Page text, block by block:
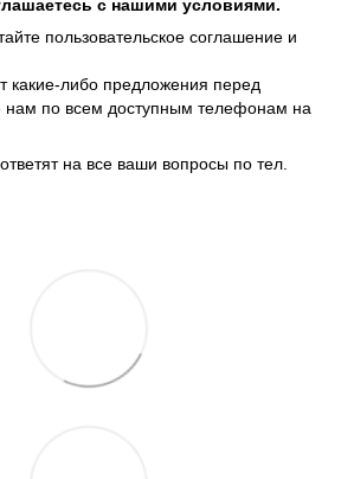
с нашими условиями.
пользовательское соглашение и
какие-либо предложения перед
нам по всем доступным телефонам на
на все ваши вопросы по тел.